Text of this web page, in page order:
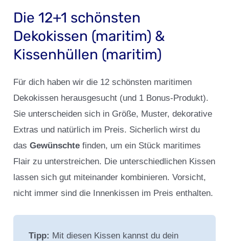
Die 12+1 schönsten
Dekokissen (maritim) &
Kissenhüllen (maritim)
Für dich haben wir die 12 schönsten maritimen
Dekokissen herausgesucht (und 1 Bonus-Produkt).
Sie unterscheiden sich in Größe, Muster, dekorative
Extras und natürlich im Preis. Sicherlich wirst du
dasGewünschte finden, um ein Stück maritimes
Flair zu unterstreichen. Die unterschiedlichen Kissen
lassen sich gut miteinander kombinieren. Vorsicht,
nicht immer sind die Innenkissen im Preis enthalten.
Tipp: Mit diesen Kissen kannst du dein